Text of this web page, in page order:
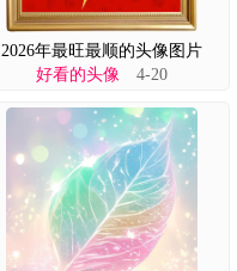
2026年最旺最顺的头像图片
好看的头像 4-20